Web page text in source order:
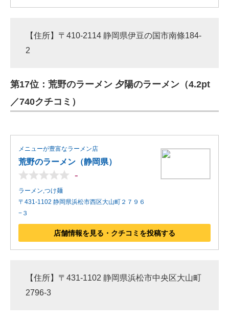
【住所】〒410-2114 静岡県伊豆の国市南條184-
2
第17位：荒野のラーメン 夕陽のラーメン（4.2pt
／740クチコミ）
メニューが豊富なラーメン店
荒野のラーメン（静岡県）
-
ラーメン,つけ麺
〒431-1102 静岡県浜松市西区大山町２７９６
−３
店舗情報を見る・クチコミを投稿する
【住所】〒431-1102 静岡県浜松市中央区大山町
2796-3